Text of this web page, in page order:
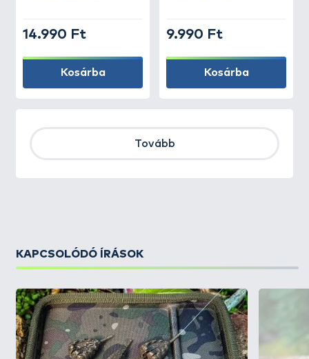
14.990 Ft
Kosárba
9.990 Ft
Kosárba
Tovább
KAPCSOLÓDÓ ÍRÁSOK